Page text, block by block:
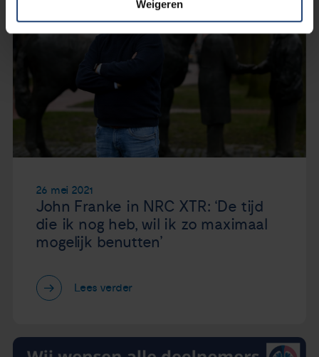
Weigeren
26 mei 2021
John Franke in NRC XTR: ‘De tijd
die ik nog heb, wil ik zo maximaal
mogelijk benutten’
Lees verder